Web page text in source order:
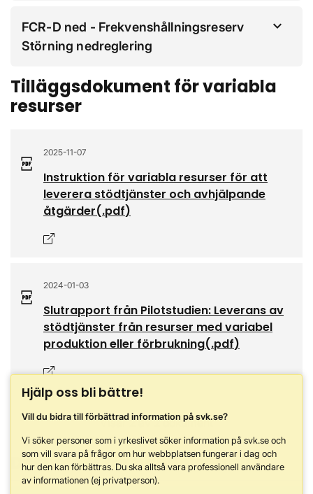
FCR-D ned - Frekvenshållningsreserv
Störning nedreglering
Tilläggsdokument för variabla
resurser
2025-11-07
Instruktion för variabla resurser för att
leverera stödtjänster och avhjälpande
åtgärder(.pdf)
2024-01-03
Slutrapport från Pilotstudien: Leverans av
stödtjänster från resurser med variabel
produktion eller förbrukning(.pdf)
Öppnas i nytt fönster
Visar 2 av 2 dokument
Dokument för handelsutfall
Hjälp oss bli bättre!
Vill du bidra till förbättrad information på svk.se?
Vi söker personer som i yrkeslivet söker information på svk.se och
som vill svara på frågor om hur webbplatsen fungerar i dag och
hur den kan förbättras. Du ska alltså vara professionell användare
av informationen (ej privatperson).